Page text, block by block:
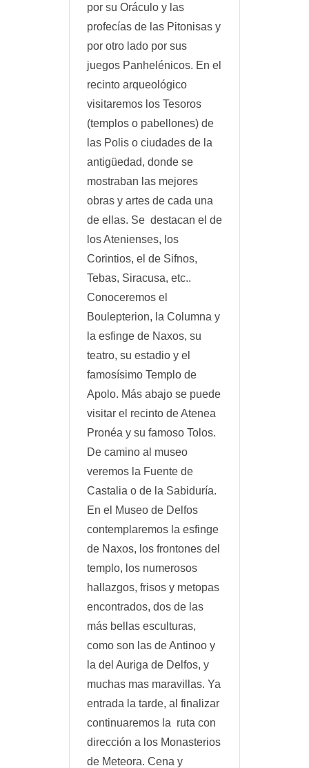
por su Oráculo y las
profecías de las Pitonisas y
por otro lado por sus
juegos Panhelénicos. En el
recinto arqueológico
visitaremos los Tesoros
(templos o pabellones) de
las Polis o ciudades de la
antigüedad, donde se
mostraban las mejores
obras y artes de cada una
de ellas. Se destacan el de
los Atenienses, los
Corintios, el de Sifnos,
Tebas, Siracusa, etc..
Conoceremos el
Boulepterion, la Columna y
la esfinge de Naxos, su
teatro, su estadio y el
famosísimo Templo de
Apolo. Más abajo se puede
visitar el recinto de Atenea
Pronéa y su famoso Tolos.
De camino al museo
veremos la Fuente de
Castalia o de la Sabiduría.
En el Museo de Delfos
contemplaremos la esfinge
de Naxos, los frontones del
templo, los numerosos
hallazgos, frisos y metopas
encontrados, dos de las
más bellas esculturas,
como son las de Antinoo y
la del Auriga de Delfos, y
muchas mas maravillas. Ya
entrada la tarde, al finalizar
continuaremos la ruta con
dirección a los Monasterios
de Meteora. Cena y